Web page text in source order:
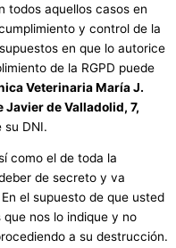
todos aquellos casos en
y control de la
en que lo autorice
de la RGPD puede
Veterinaria María J.
Javier de Valladolid, 7,
su DNI.
como el de toda la
de secreto y va
el supuesto de que usted
nos lo indique y no
a su destrucción.